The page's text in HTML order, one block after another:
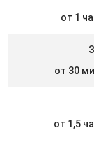
от 1
от 30
от 1,5